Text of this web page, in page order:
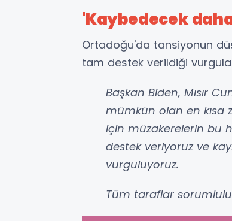
'Kaybedecek
Ortadoğu'da tansiyonun
tam destek verildiği
Başkan Biden, Mısır
mümkün olan en kısa
için müzakerelerin bu
destek veriyoruz ve
vurguluyoruz.
Tüm taraflar